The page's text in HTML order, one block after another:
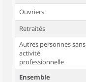
Ouvriers
Retraités
Autres personnes sans
activité
professionnelle
Ensemble